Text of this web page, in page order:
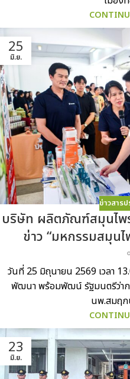
25
มิ.ย.
ข่าวสาร
บริษัท ผลิตภัณฑ์สมุนไพ
ข่าว “มหกรรมสมุน
วันที่ 25 มิถุนายน 2569 เวลา
พัฒนา พร้อมพัฒน์ รัฐมนตรีว่าก
นพ.สมฤก
23
มิ.ย.